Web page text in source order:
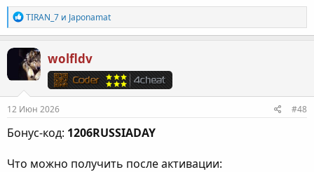
Р
е
а
к
ц
и
и
:
TIRAN_7 и Japonamat
wolfldv
12 Июн 2026 #48
Бонус-код: 1206RUSSIADAY
Что можно получить после активации: